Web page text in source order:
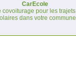
CarEcole
covoiturage pour les trajets
dans votre commune